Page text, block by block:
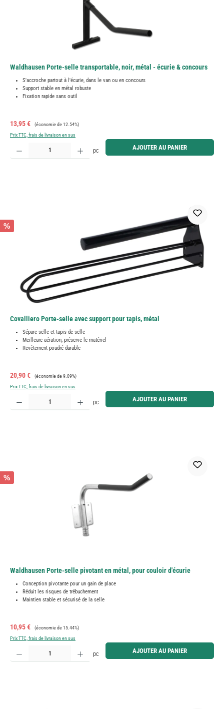
Waldhausen Porte-selle transportable, noir, métal - écurie & concours
S'accroche partout à l'écurie, dans le van ou en concours
Support stable en métal robuste
Fixation rapide sans outil
Prix de vente :
13,95 € Prix régulier :
(économie de 12.54%)
Prix TTC, frais de livraison en sus
Quantité de produit : Entrez la quantité souhaitée ou utilisez les boutons pour augmenter ou
pc AJOUTER AU PANIER
%
Covalliero Porte-selle avec support pour tapis, métal
Sépare selle et tapis de selle
Meilleure aération, préserve le matériel
Revêtement poudré durable
Prix de vente :
20,90 € Prix régulier :
(économie de 9.09%)
Prix TTC, frais de livraison en sus
Quantité de produit : Entrez la quantité souhaitée ou utilisez les boutons pour augmenter ou
pc AJOUTER AU PANIER
%
Waldhausen Porte-selle pivotant en métal, pour couloir d'écurie
Conception pivotante pour un gain de place
Réduit les risques de trébuchement
Maintien stable et sécurisé de la selle
Prix de vente :
10,95 € Prix régulier :
(économie de 15.44%)
Prix TTC, frais de livraison en sus
Quantité de produit : Entrez la quantité souhaitée ou utilisez les boutons pour augmenter ou
pc AJOUTER AU PANIER